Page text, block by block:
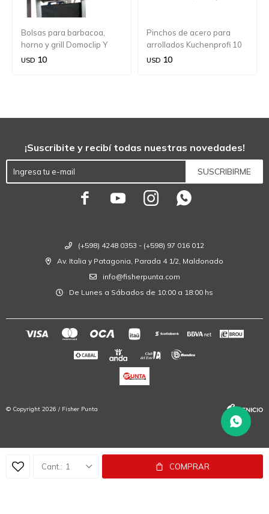
1 COMPRAR
Bolsas para barbacoa,
horno y grill Domoclip Y
Livoo
USD 10
Pinchos de acero para
arrollados Kuchenprofi 10
piezas
USD 10
(+598) 4248 0353 - (+598) 97 016 012
Av. Italia y Patagonia, Parada 4 1/2, Maldonado
info@fisherpunta.com
De Lunes a Sábados de 10:00 a 18:00 hs
¡Suscribite y recibí todas nuestras novedades!
SUSCRIBIRME
   
© Copyright 2026 / Fisher Punta